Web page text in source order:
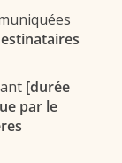
[durée
par le